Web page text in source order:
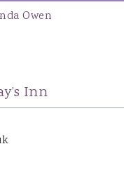
Owen
Inn